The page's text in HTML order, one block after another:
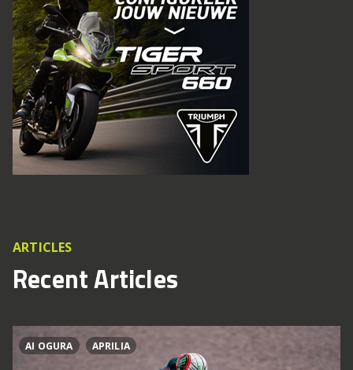
ARTICLES
Recent Articles
AI OGURA APRILIA